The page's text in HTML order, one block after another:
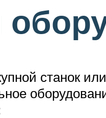
станок